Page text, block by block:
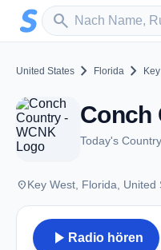
Zum Hauptinhalt springen
search
Sender suchen
United States chevron_right Florida chevron_right
Today's
placeKey West, Florida, United
play_arrow Radio hören